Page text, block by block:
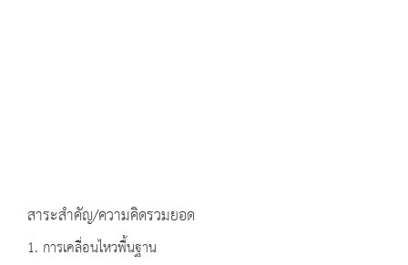
สาระสำคัญ/ความคิดรวมยอด
1. การเคลื่อนไหวพื้นฐาน